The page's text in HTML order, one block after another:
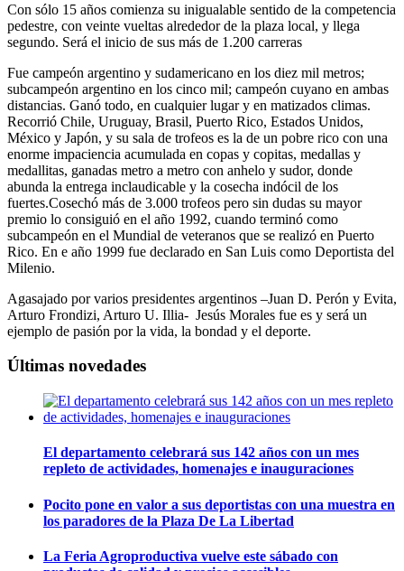
Con sólo 15 años comienza su inigualable sentido de la competencia
pedestre, con veinte vueltas alrededor de la plaza local, y llega
segundo. Será el inicio de sus más de 1.200 carreras
Fue campeón argentino y sudamericano en los diez mil metros;
subcampeón argentino en los cinco mil; campeón cuyano en ambas
distancias. Ganó todo, en cualquier lugar y en matizados climas.
Recorrió Chile, Uruguay, Brasil, Puerto Rico, Estados Unidos,
México y Japón, y su sala de trofeos es la de un pobre rico con una
enorme impaciencia acumulada en copas y copitas, medallas y
medallitas, ganadas metro a metro con anhelo y sudor, donde
abunda la entrega inclaudicable y la cosecha indócil de los
fuertes.Cosechó más de 3.000 trofeos pero sin dudas su mayor
premio lo consiguió en el año 1992, cuando terminó como
subcampeón en el Mundial de veteranos que se realizó en Puerto
Rico. En e año 1999 fue declarado en San Luis como Deportista del
Milenio.
Agasajado por varios presidentes argentinos –Juan D. Perón y Evita,
Arturo Frondizi, Arturo U. Illia- Jesús Morales fue es y será un
ejemplo de pasión por la vida, la bondad y el deporte.
Últimas novedades
El departamento celebrará sus 142 años con un mes
repleto de actividades, homenajes e inauguraciones
Pocito pone en valor a sus deportistas con una muestra en
los paradores de la Plaza De La Libertad
La Feria Agroproductiva vuelve este sábado con